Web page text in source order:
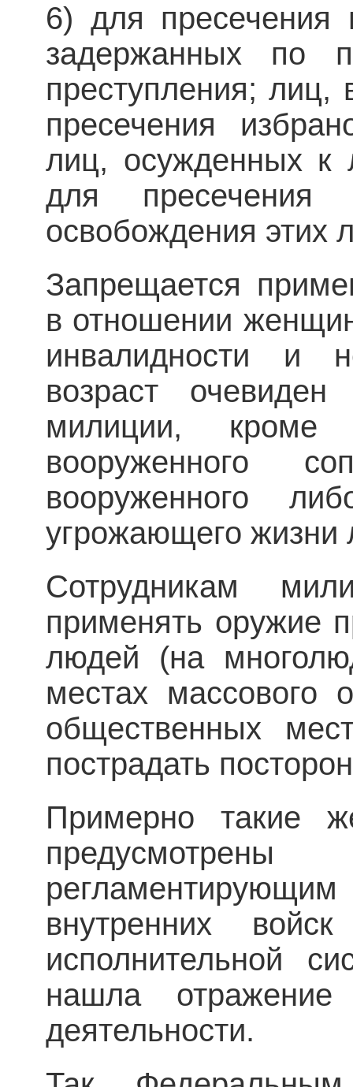
6) для пресечения
задержанных по
преступления;
пресечения
лиц, осужденных к
для пресечения
освобождения этих
Запрещается
в отношении
инвалидности и
возраст
милиции, кроме
вооруженного
вооруженного
угрожающего жизни
Сотрудникам
применять оружие
людей (на
местах массового
обществен­ных
пострадать
Примерно такие
внутренних
исполнительной
нашла
деятельности.